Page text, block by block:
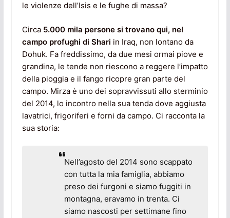
le violenze dell’Isis e le fughe di massa?
Circa 5.000 mila persone si trovano qui, nel
campo profughi di Shari in Iraq, non lontano da
Dohuk. Fa freddissimo, da due mesi ormai piove e
grandina, le tende non riescono a reggere l’impatto
della pioggia e il fango ricopre gran parte del
campo. Mirza è uno dei sopravvissuti allo sterminio
del 2014, lo incontro nella sua tenda dove aggiusta
lavatrici, frigoriferi e forni da campo. Ci racconta la
sua storia:
Nell’agosto del 2014 sono scappato
con tutta la mia famiglia, abbiamo
preso dei furgoni e siamo fuggiti in
montagna, eravamo in trenta. Ci
siamo nascosti per settimane fino